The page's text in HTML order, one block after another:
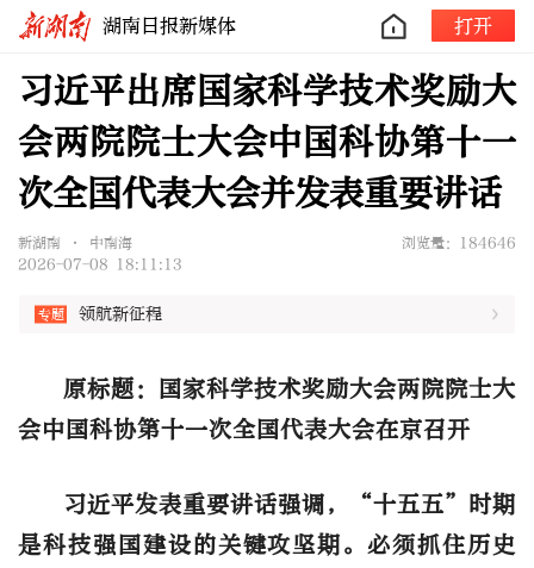
湖南日报新媒体 打开
习近平出席国家科学技术奖励大
会两院院士大会中国科协第十一
次全国代表大会并发表重要讲话
新湖南 • 中南海
浏览量：184646
2026-07-08 18:11:13
领航新征程
原标题：国家科学技术奖励大会两院院士大
会中国科协第十一次全国代表大会在京召开
习近平发表重要讲话强调，“十五五”时期
是科技强国建设的关键攻坚期。必须抓住历史